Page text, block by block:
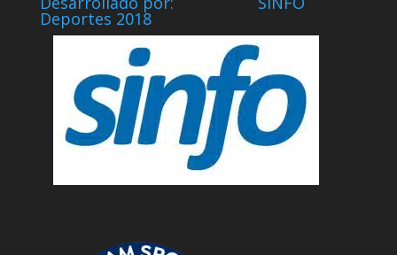
Deportes 2018